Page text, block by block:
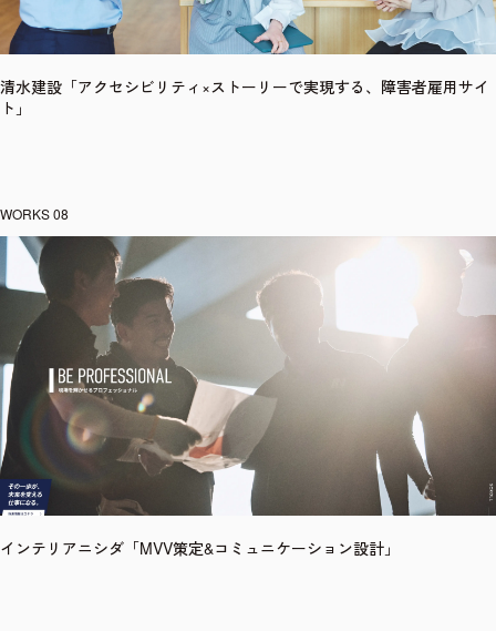
清水建設「アクセシビリティ×ストーリーで実現する、障害者雇用サイ
ト」
インテリアニシダ「MVV策定&コミュニケーション設計」